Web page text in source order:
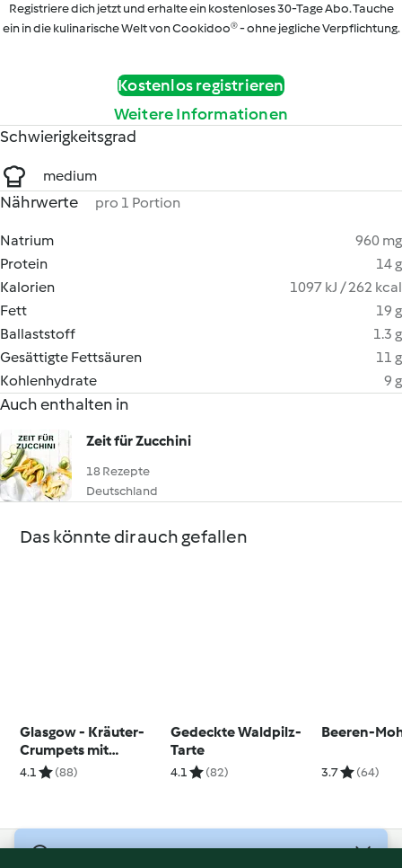
Registriere dich jetzt und erhalte ein kostenloses 30-Tage Abo. Tauche
ein in die kulinarische Welt von Cookidoo® - ohne jegliche Verpflichtung.
Kostenlos registrieren
Weitere Informationen
Schwierigkeitsgrad
medium
Nährwerte pro 1 Portion
Natrium
960 mg
Protein
14 g
Kalorien
1097 kJ / 262 kcal
Fett
19 g
Ballaststoff
1.3 g
Gesättigte Fettsäuren
11 g
Kohlenhydrate
9 g
Auch enthalten in
Zeit für Zucchini
18 Rezepte
Deutschland
Das könnte dir auch gefallen
Glasgow - Kräuter-
Crumpets mit
Pfefferbutter
4.1 (88)
Gedeckte Waldpilz-
Tarte
4.1 (82)
Beeren-
3.7 (64)